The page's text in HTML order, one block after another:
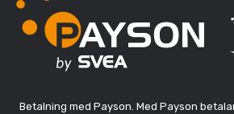
Betalning med Payson. Med Payson